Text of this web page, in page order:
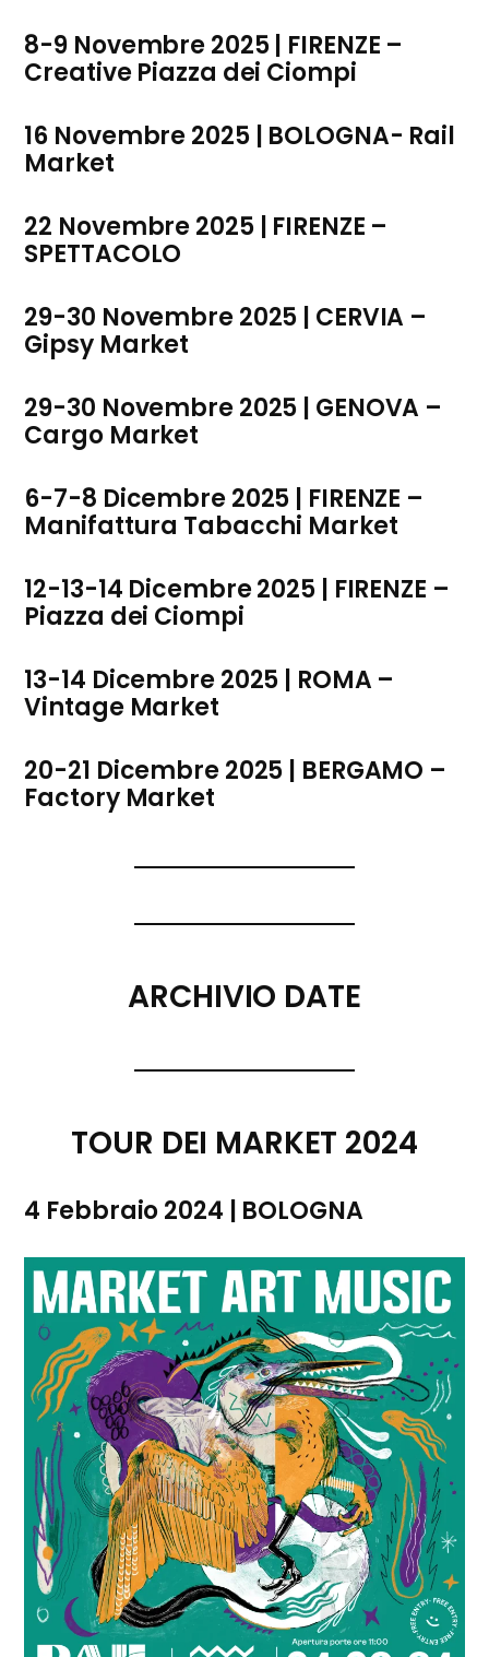
8-9 Novembre 2025 | FIRENZE –
Creative Piazza dei Ciompi
16 Novembre 2025 | BOLOGNA- Rail
Market
22 Novembre 2025 | FIRENZE –
SPETTACOLO
29-30 Novembre 2025 | CERVIA –
Gipsy Market
29-30 Novembre 2025 | GENOVA –
Cargo Market
6-7-8 Dicembre 2025 | FIRENZE –
Manifattura Tabacchi Market
12-13-14 Dicembre 2025 | FIRENZE –
Piazza dei Ciompi
13-14 Dicembre 2025 | ROMA –
Vintage Market
20-21 Dicembre 2025 | BERGAMO –
Factory Market
ARCHIVIO DATE
TOUR DEI MARKET 2024
4 Febbraio 2024 | BOLOGNA